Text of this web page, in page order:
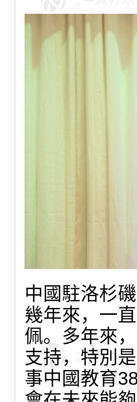
中國駐洛杉
幾年來，一
佩。多年來
支持，特別
事中國教育